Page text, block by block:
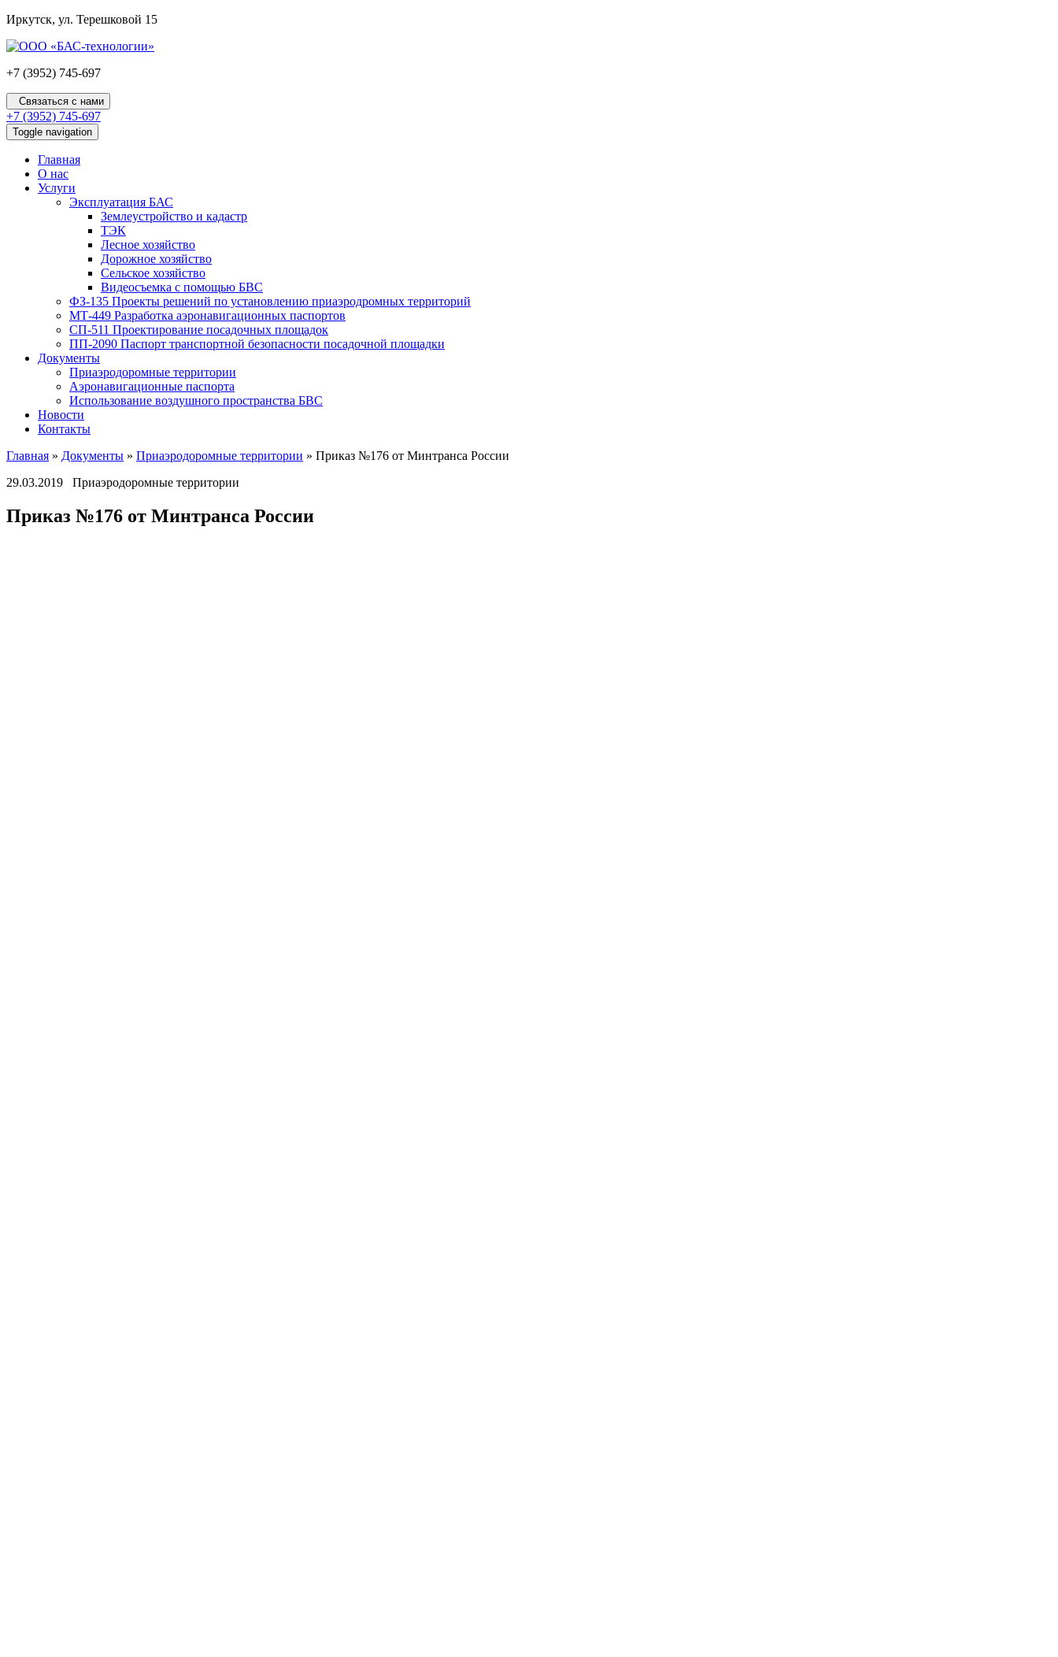
Иркутск, ул. Терешковой 15
+7 (3952) 745-697
Связаться с нами
+7 (3952) 745-697
Toggle navigation
Главная
О нас
Услуги
Эксплуатация БАС
Землеустройство и кадастр
ТЭК
Лесное хозяйство
Дорожное хозяйство
Сельское хозяйство
Видеосъемка с помощью БВС
ФЗ-135 Проекты решений по установлению приаэродромных территорий
МТ-449 Разработка аэронавигационных паспортов
СП-511 Проектирование посадочных площадок
ПП-2090 Паспорт транспортной безопасности посадочной площадки
Документы
Приаэродоромные территории
Аэронавигационные паспорта
Использование воздушного пространства БВС
Новости
Контакты
Главная » Документы » Приаэродоромные территории » Приказ №176 от Минтранса России
29.03.2019 Приаэродоромные территории
Приказ №176 от Минтранса России